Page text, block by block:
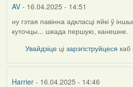
AV- 16.04.2025 - 14:51
ну гэтая павінна адкласці яйкі ў
куточцы... шкада першую, канешне.
Увайдзіце цізарэгіструйцеся каб
Harrier- 16.04.2025 - 14:46